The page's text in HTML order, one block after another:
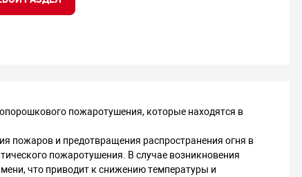
пожаротушения, которые находятся в
пожаров и предотвращения распространения огня в
пожаротушения. В случае возникновения
что приводит к снижению температуры и